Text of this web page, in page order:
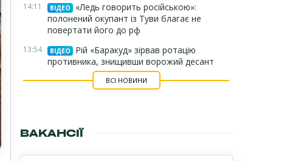
14:11 ВІДЕО
«Ледь говорить російською»:
полонений окупант із Туви благає не
повертати його до рф
13:54 ВІДЕО
Рій «Баракуд» зірвав ротацію
противника, знищивши ворожий десант
ВСІ НОВИНИ
ВАКАНСІЇ